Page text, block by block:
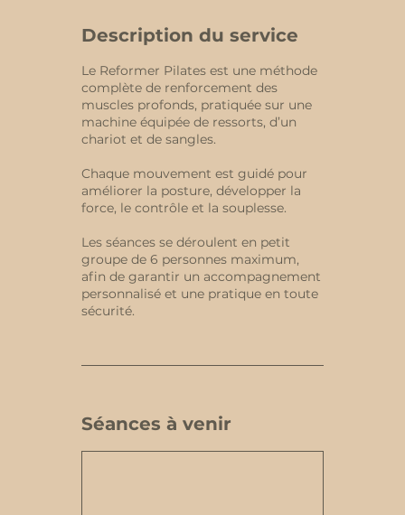
Description du service
Le Reformer Pilates est une méthode
complète de renforcement des
muscles profonds, pratiquée sur une
machine équipée de ressorts, d’un
chariot et de sangles.
Chaque mouvement est guidé pour
améliorer la posture, développer la
force, le contrôle et la souplesse.
Les séances se déroulent en petit
groupe de 6 personnes maximum,
afin de garantir un accompagnement
personnalisé et une pratique en toute
sécurité.
Séances à venir